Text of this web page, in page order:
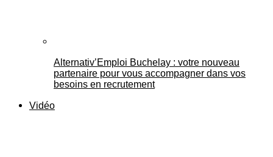
Alternativ’Emploi Buchelay : votre nouveau
partenaire pour vous accompagner dans vos
besoins en recrutement
Vidéo